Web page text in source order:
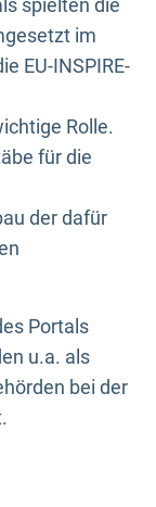
spielten die
im
EU-INSPIRE-
Rolle.
für die
der dafür
Portals
u.a. als
bei der